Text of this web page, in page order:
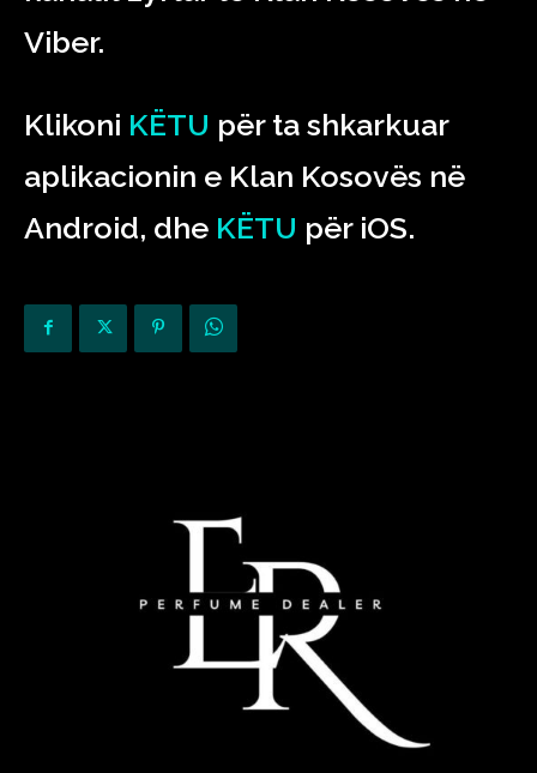
Viber.
Klikoni KËTU për ta shkarkuar
aplikacionin e Klan Kosovës në
Android, dhe KËTU për iOS.